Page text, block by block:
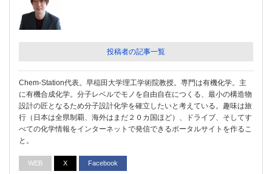
投稿者の記事一覧
Chem-Station代表。早稲田大学理工学術院教授。専門は有機化学。主
に有機合成化学。分子レベルでモノを自由自在につくる、最小の構造物
設計の匠となるため分子設計化学を確立したいと考えている。趣味は旅
行（日本は全県制覇、海外はまだ２０カ国ほど）、ドライブ、そしてす
べての化学情報をインターネットで発信できるポータルサイトを作るこ
と。
WEB X Facebook